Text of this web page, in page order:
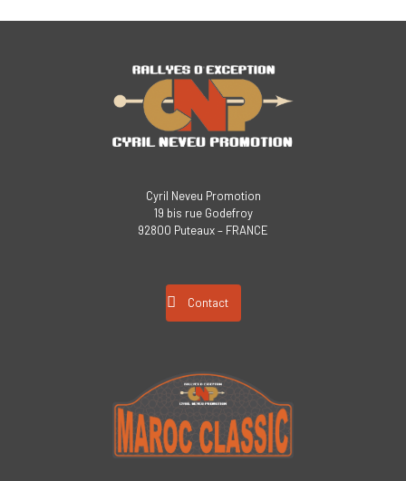
Cyril Neveu Promotion
19 bis rue Godefroy
92800 Puteaux – FRANCE
Contact